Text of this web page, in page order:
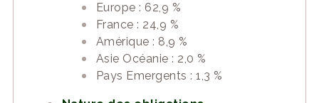
Europe : 62,9 %
France : 24,9 %
Amérique : 8,9 %
Asie Océanie : 2,0 %
Pays Emergents : 1,3 %